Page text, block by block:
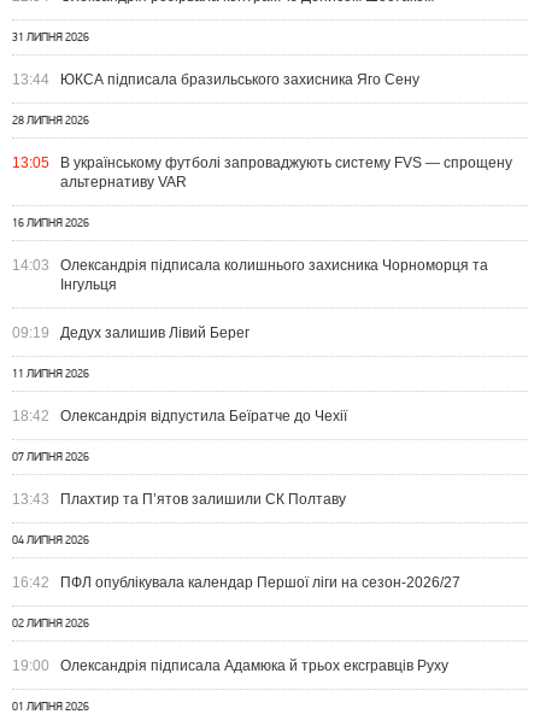
31 ЛИПНЯ 2026
13:44 ЮКСА підписала бразильського захисника Яго Сену
28 ЛИПНЯ 2026
13:05
В українському футболі запроваджують систему FVS — спрощену
альтернативу VAR
16 ЛИПНЯ 2026
14:03
Олександрія підписала колишнього захисника Чорноморця та
Інгульця
09:19 Дедух залишив Лівий Берег
11 ЛИПНЯ 2026
18:42 Олександрія відпустила Беїратче до Чехії
07 ЛИПНЯ 2026
13:43 Плахтир та П’ятов залишили СК Полтаву
04 ЛИПНЯ 2026
16:42 ПФЛ опублікувала календар Першої ліги на сезон-2026/27
02 ЛИПНЯ 2026
19:00 Олександрія підписала Адамюка й трьох ексгравців Руху
01 ЛИПНЯ 2026